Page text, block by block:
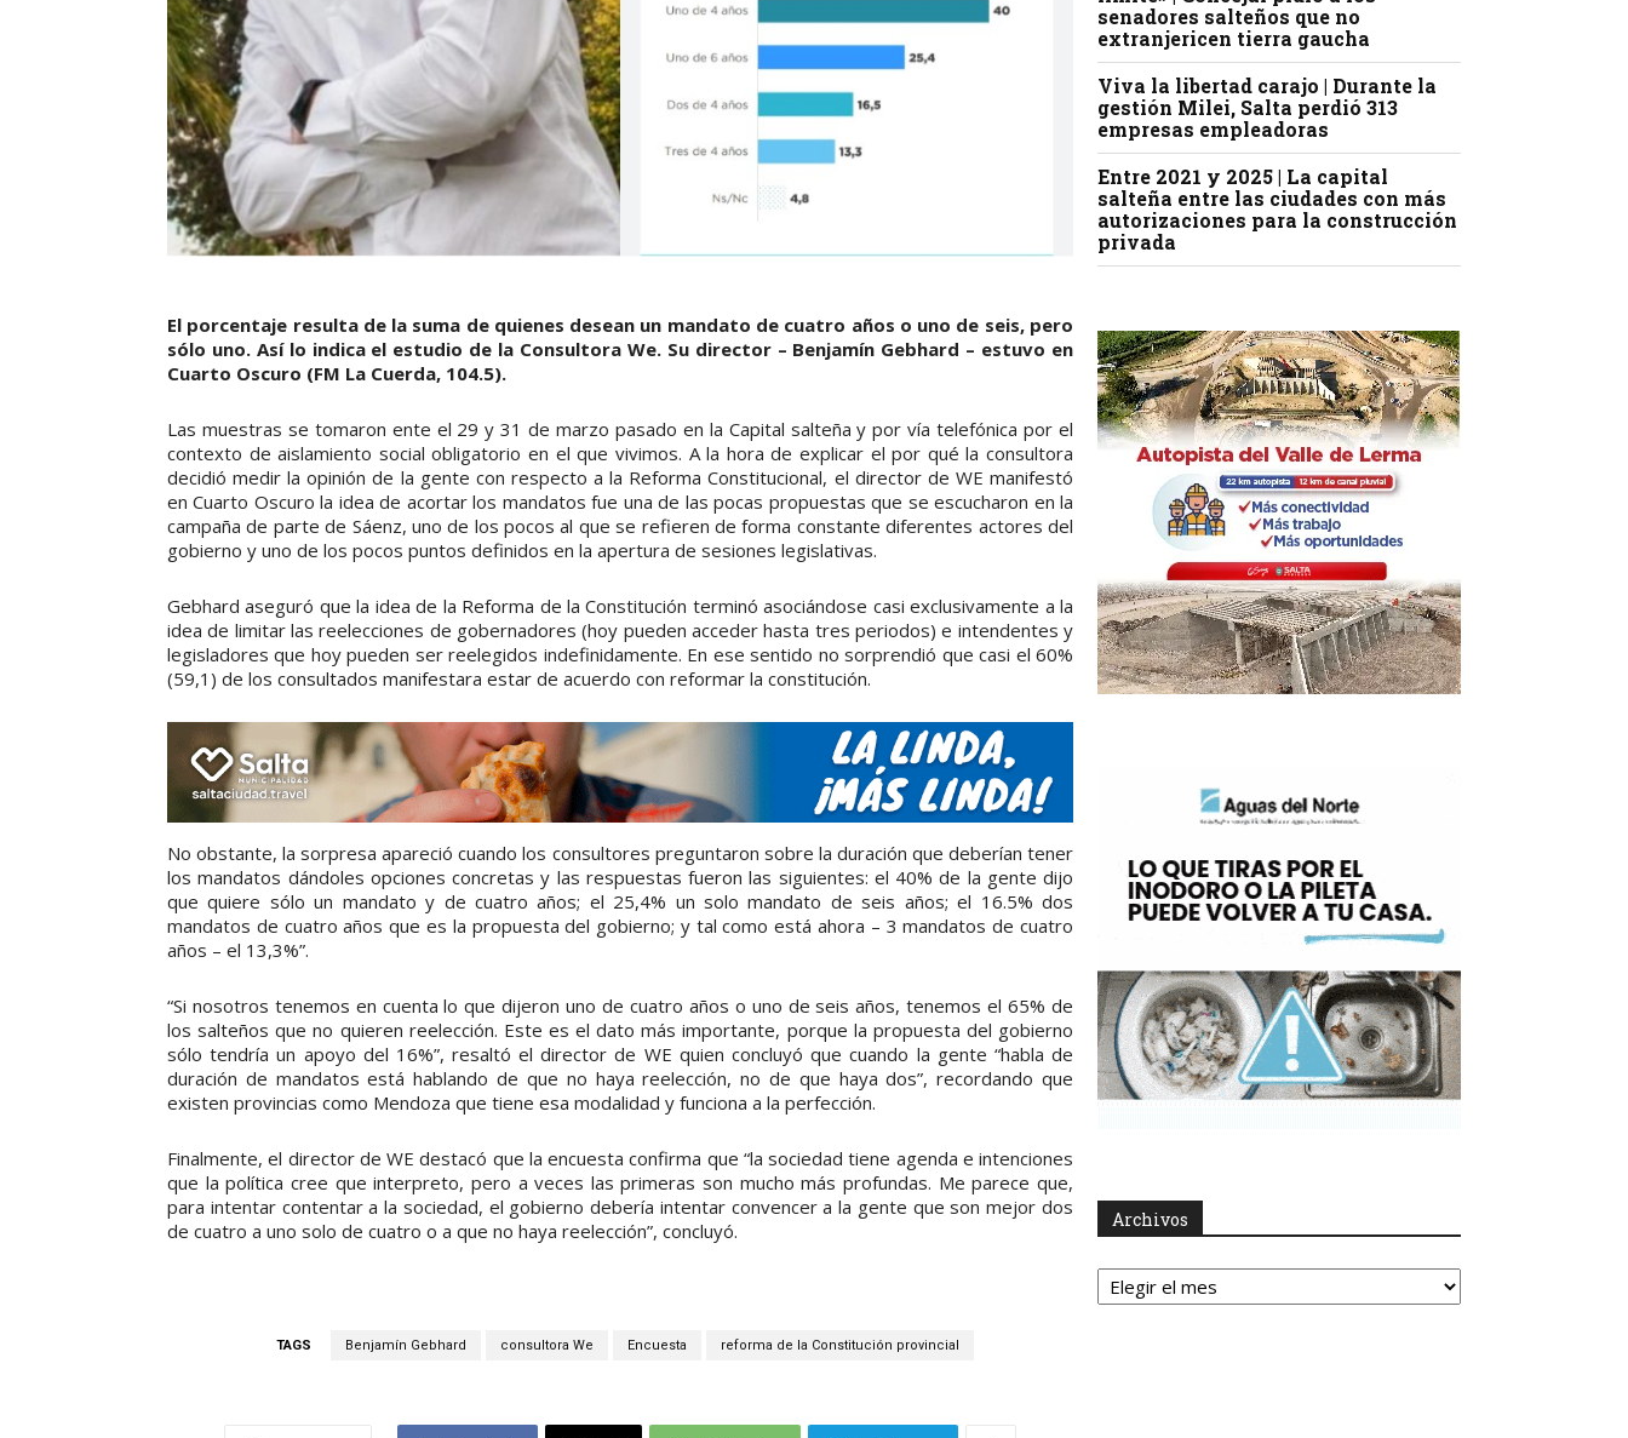
El porcentaje resulta de la suma de quienes desean un mandato de cuatro años o uno de seis, pero
sólo uno. Así lo indica el estudio de la Consultora We. Su director – Benjamín Gebhard – estuvo en
Cuarto Oscuro (FM La Cuerda, 104.5).
Las muestras se tomaron ente el 29 y 31 de marzo pasado en la Capital salteña y por vía telefónica por el
contexto de aislamiento social obligatorio en el que vivimos. A la hora de explicar el por qué la consultora
decidió medir la opinión de la gente con respecto a la Reforma Constitucional, el director de WE manifestó
en Cuarto Oscuro la idea de acortar los mandatos fue una de las pocas propuestas que se escucharon en la
campaña de parte de Sáenz, uno de los pocos al que se refieren de forma constante diferentes actores del
gobierno y uno de los pocos puntos definidos en la apertura de sesiones legislativas.
Gebhard aseguró que la idea de la Reforma de la Constitución terminó asociándose casi exclusivamente a la
idea de limitar las reelecciones de gobernadores (hoy pueden acceder hasta tres periodos) e intendentes y
legisladores que hoy pueden ser reelegidos indefinidamente. En ese sentido no sorprendió que casi el 60%
(59,1) de los consultados manifestara estar de acuerdo con reformar la constitución.
No obstante, la sorpresa apareció cuando los consultores preguntaron sobre la duración que deberían tener
los mandatos dándoles opciones concretas y las respuestas fueron las siguientes: el 40% de la gente dijo
que quiere sólo un mandato y de cuatro años; el 25,4% un solo mandato de seis años; el 16.5% dos
mandatos de cuatro años que es la propuesta del gobierno; y tal como está ahora – 3 mandatos de cuatro
años – el 13,3%”.
“Si nosotros tenemos en cuenta lo que dijeron uno de cuatro años o uno de seis años, tenemos el 65% de
los salteños que no quieren reelección. Este es el dato más importante, porque la propuesta del gobierno
sólo tendría un apoyo del 16%”, resaltó el director de WE quien concluyó que cuando la gente “habla de
duración de mandatos está hablando de que no haya reelección, no de que haya dos”, recordando que
existen provincias como Mendoza que tiene esa modalidad y funciona a la perfección.
Finalmente, el director de WE destacó que la encuesta confirma que “la sociedad tiene agenda e intenciones
que la política cree que interpreto, pero a veces las primeras son mucho más profundas. Me parece que,
para intentar contentar a la sociedad, el gobierno debería intentar convencer a la gente que son mejor dos
de cuatro a uno solo de cuatro o a que no haya reelección”, concluyó.
TAGS Benjamín Gebhard consultora We Encuesta reforma de la Constitución provincial
senadores salteños que no
extranjericen tierra gaucha
Viva la libertad carajo | Durante la
gestión Milei, Salta perdió 313
empresas empleadoras
Entre 2021 y 2025 | La capital
salteña entre las ciudades con más
autorizaciones para la construcción
privada
Archivos
Archivos